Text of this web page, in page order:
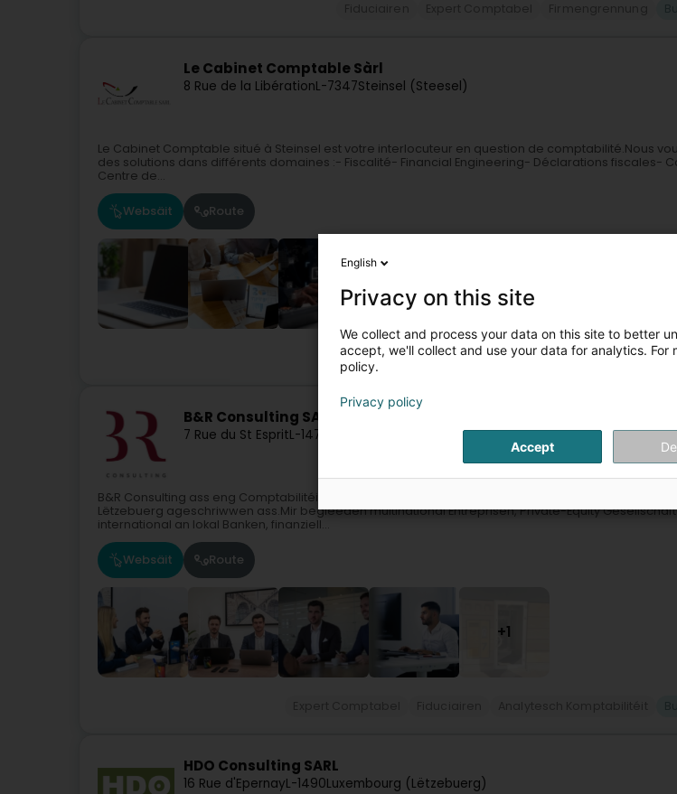
Le Cabinet Comptable Sàrl
8 Rue de la LibérationL-7347Steinsel (Steesel)
Le Cabinet Comptable situé à Steinsel est votre interlocuteur en question de comptabilité.Nous
des solutions dans différents domaines :- Fiscalité- Financial Engineering- Déclarations fiscales-
Centre de...
Websäit Route
Comptabel Fiduciairen Firmengrennung
B&R Consulting SA
7 Rue du St EspritL-1475 Luxembourg (Lëtzebuerg)
B&R Consulting ass eng Comptabilitéits- a Steierberodungsfirma, déi beim Ordre des Experts-
Lëtzebuerg ageschriwwen ass.Mir begleeden multinational Entreprisen, Private-Equity
international an lokal Banken, finanziell...
Websäit Route
+1
HDO Consulting SARL
16 Rue d'EpernayL-1490Luxembourg (Lëtzebuerg)
English
Privacy on this site
We collect and process your data on this site to better
accept, we'll collect and use your data for analytics. For
policy.
Privacy policy
Accept